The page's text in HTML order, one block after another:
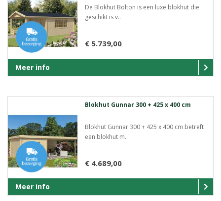
De Blokhut Bolton is een luxe blokhut die
geschikt is v..
€ 5.739,00
Meer info
Blokhut Gunnar 300 + 425 x 400 cm
Blokhut Gunnar 300 + 425 x 400 cm betreft
een blokhut m..
€ 4.689,00
Meer info